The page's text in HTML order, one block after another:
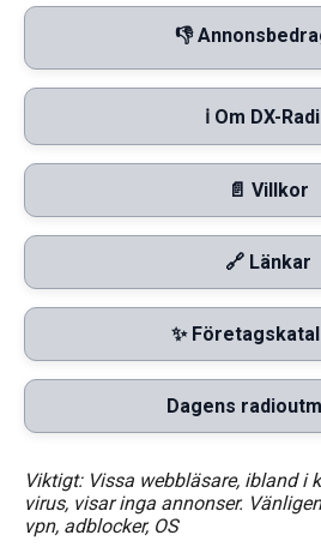
👎
ℹ️ Om DX-
📄 Villkor
🔗 Länkar
✨
Dagens
Viktigt: Vissa webbläsare, ibland i
virus, visar inga annonser.
vpn, adblocker, OS